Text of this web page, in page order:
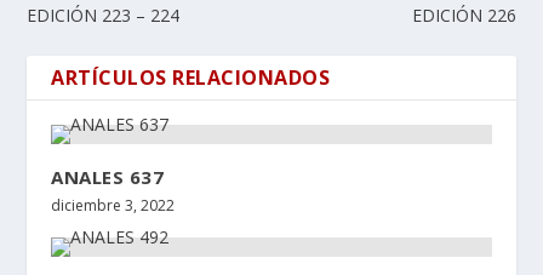
EDICIÓN 223 – 224 EDICIÓN 226
ARTÍCULOS RELACIONADOS
ANALES 637
diciembre 3, 2022